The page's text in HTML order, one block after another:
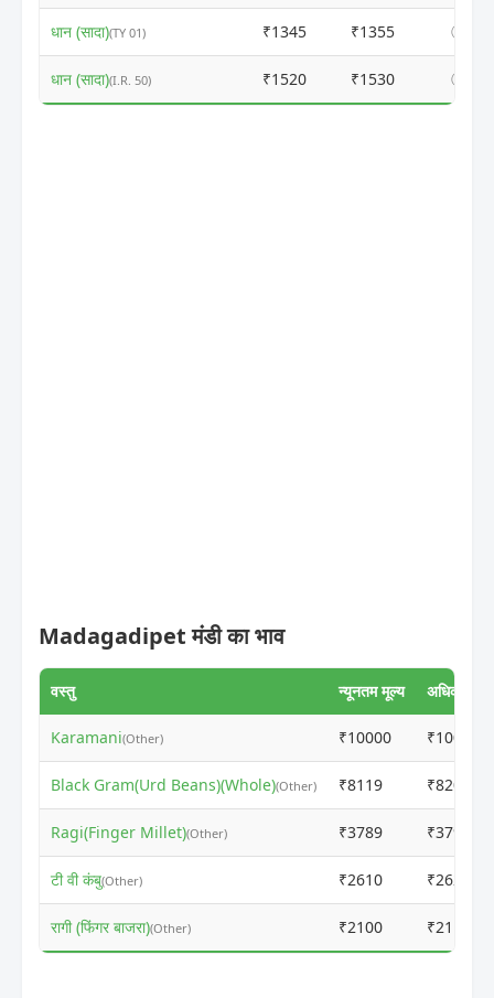
धान (सादा)(TY 01) ₹1345 ₹1355 ⓘ
धान (सादा)(I.R. 50) ₹1520 ₹1530 ⓘ
Madagadipet मंडी का भाव
वस्तु न्यूनतम मूल्य अधिकतम
Karamani(Other) ₹10000 ₹10010
Black Gram(Urd Beans)(Whole)(Other) ₹8119 ₹8203
Ragi(Finger Millet)(Other) ₹3789 ₹3799
टी वी कंबु(Other) ₹2610 ₹2620
रागी (फिंगर बाजरा)(Other) ₹2100 ₹2110